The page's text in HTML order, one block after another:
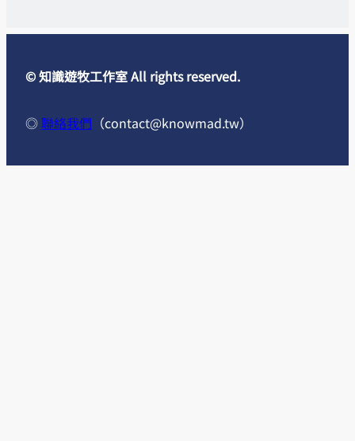
© 知識遊牧工作室 All rights reserved.
◎聯絡我們 （contact@knowmad.tw）